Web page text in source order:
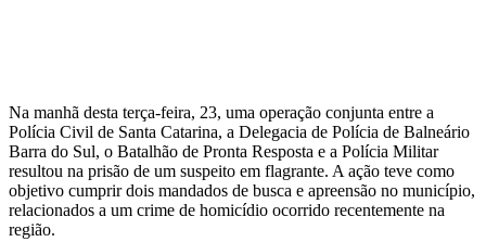
Na manhã desta terça-feira, 23, uma operação conjunta entre a
Polícia Civil de Santa Catarina, a Delegacia de Polícia de Balneário
Barra do Sul, o Batalhão de Pronta Resposta e a Polícia Militar
resultou na prisão de um suspeito em flagrante. A ação teve como
objetivo cumprir dois mandados de busca e apreensão no município,
relacionados a um crime de homicídio ocorrido recentemente na
região.